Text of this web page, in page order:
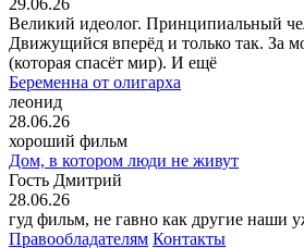
Великий идеолог. Принципиальный
Движущийся вперёд и только так. За
(которая спасёт мир). И ещё
Беременна от олигарха
леонид
28.06.26
хороший фильм
Дом, в котором люди не живут
Гость Дмитрий
28.06.26
гуд фильм, не гавно как другие наши
Правообладателям Контакты